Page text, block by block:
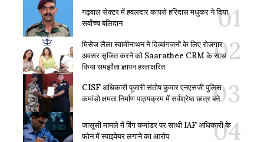
गढ़वाल सेक्टर में हवलदार कापसे हरिदास मधुकर ने दिया
सर्वोच्च बलिदान
मिसेज लैला स्वामीनाथन ने दिव्यांगजनों के लिए रोजगार
अवसर सृजित करने को Saarathee CRM के साथ
किया समझौता ज्ञापन हस्ताक्षरित
CISF अधिकारी पूजारी संतोष कुमार एनएसजी पुलिस
कमांडो क्षमता निर्माण पाठ्यक्रम में सर्वश्रेष्ठ छात्र बने
जासूसी मामले में विंग कमांडर पर साथी IAF अधिकारी के
फोन में स्पाइवेयर लगाने का आरोप